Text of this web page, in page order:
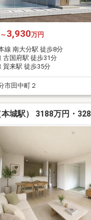
3,930万円
線 南大分駅 徒歩8分
古国府駅 徒歩31分
賀来駅 徒歩35分
市田中町２
城駅） 3188万円・